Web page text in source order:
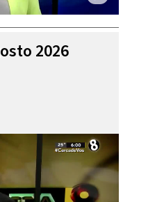
2026